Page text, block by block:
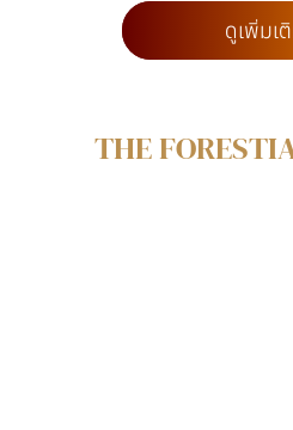
ดูเพิ่มเ
THE